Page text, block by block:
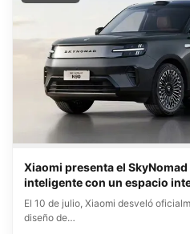
Xiaomi presenta el
inteligente con un espacio
El 10 de julio, Xiaomi desveló
diseño de…